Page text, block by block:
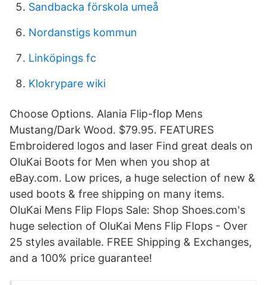
Sandbacka förskola umeå
Nordanstigs kommun
Linköpings fc
Klokrypare wiki
Choose Options. Alania Flip-flop Mens
Mustang/Dark Wood. $79.95. FEATURES
Embroidered logos and laser Find great deals on
OluKai Boots for Men when you shop at
eBay.com. Low prices, a huge selection of new &
used boots & free shipping on many items.
OluKai Mens Flip Flops Sale: Shop Shoes.com's
huge selection of OluKai Mens Flip Flops - Over
25 styles available. FREE Shipping & Exchanges,
and a 100% price guarantee!